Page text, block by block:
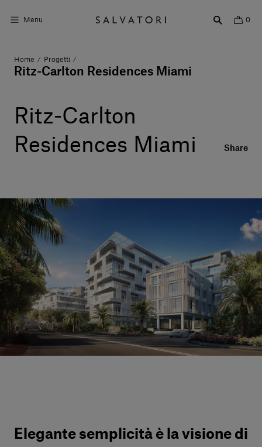
Menu 0
Superfici
Arredo casa
Ambienti
Chi siamo
Vieni a trovarci
Servizi al cliente
Accedi
Italiano
Home / Progetti /
Ritz-Carlton Residences Miami
Ritz-Carlton
Residences Miami
Share
Elegante semplicità è la visione di